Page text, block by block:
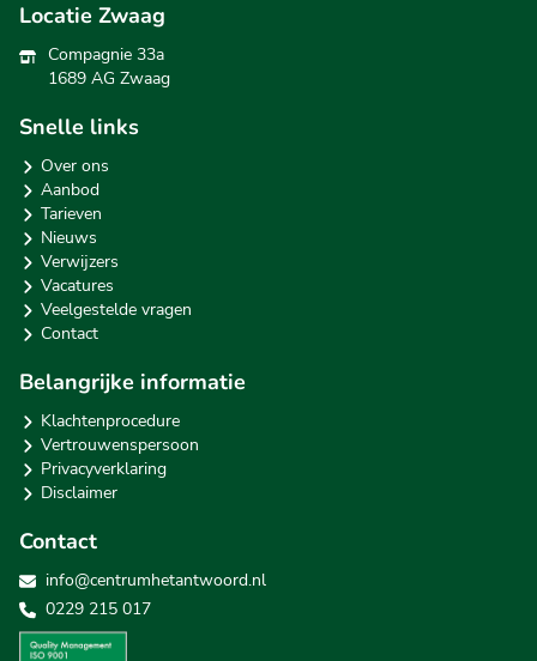
Locatie Zwaag
Compagnie 33a
1689 AG Zwaag
Snelle links
Over ons
Aanbod
Tarieven
Nieuws
Verwijzers
Vacatures
Veelgestelde vragen
Contact
Belangrijke informatie
Klachtenprocedure
Vertrouwenspersoon
Privacyverklaring
Disclaimer
Contact
info@centrumhetantwoord.nl
0229 215 017